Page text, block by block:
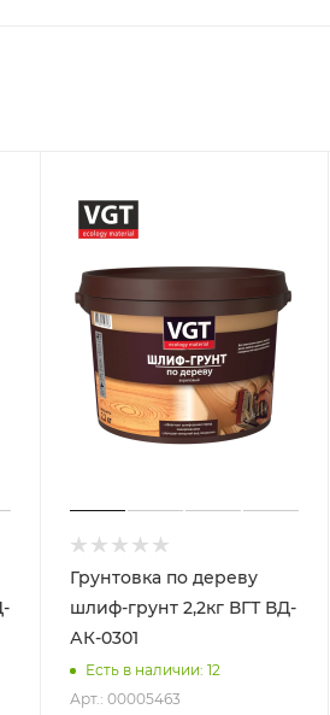
Грунтовка по дереву
шлиф-грунт 2,2кг ВГТ ВД-
АК-0301
Есть в наличии: 12
Арт.: 00005463